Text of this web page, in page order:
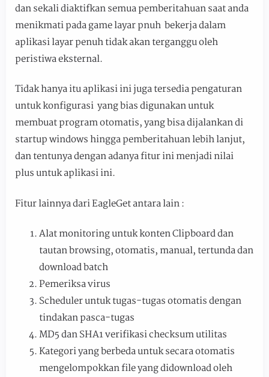
dan sekali diaktifkan semua pemberitahuan saat anda
menikmati pada game layar pnuh bekerja dalam
aplikasi layar penuh tidak akan terganggu oleh
peristiwa eksternal.
Tidak hanya itu aplikasi ini juga tersedia pengaturan
untuk konfigurasi yang bias digunakan untuk
membuat program otomatis, yang bisa dijalankan di
startup windows hingga pemberitahuan lebih lanjut,
dan tentunya dengan adanya fitur ini menjadi nilai
plus untuk aplikasi ini.
Fitur lainnya dari EagleGet antara lain :
Alat monitoring untuk konten Clipboard dan
tautan browsing, otomatis, manual, tertunda dan
download batch
Pemeriksa virus
Scheduler untuk tugas-tugas otomatis dengan
tindakan pasca-tugas
MD5 dan SHA1 verifikasi checksum utilitas
Kategori yang berbeda untuk secara otomatis
mengelompokkan file yang didownload oleh